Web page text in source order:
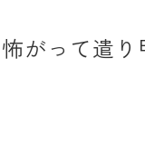
がって遣